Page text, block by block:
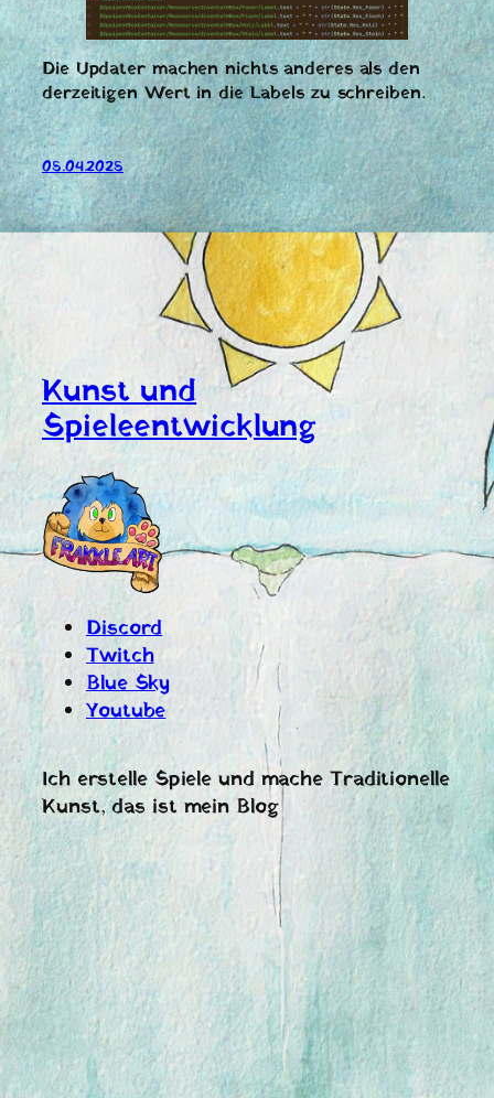
Die Updater machen nichts anderes als den
derzeitigen Wert in die Labels zu schreiben.
05.04.2025
Kunst und
Spieleentwicklung
Discord
Twitch
Blue Sky
Youtube
Ich erstelle Spiele und mache Traditionelle
Kunst, das ist mein Blog